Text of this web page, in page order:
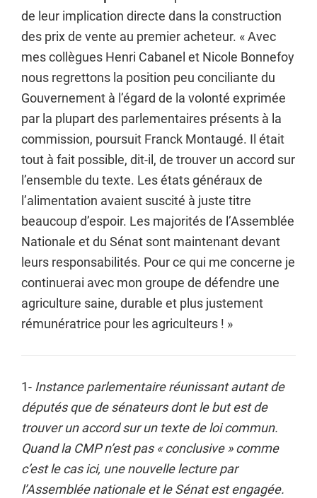
de leur implication directe dans la construction
des prix de vente au premier acheteur. « Avec
mes collègues Henri Cabanel et Nicole Bonnefoy
nous regrettons la position peu conciliante du
Gouvernement à l’égard de la volonté exprimée
par la plupart des parlementaires présents à la
commission, poursuit Franck Montaugé. Il était
tout à fait possible, dit-il, de trouver un accord sur
l’ensemble du texte. Les états généraux de
l’alimentation avaient suscité à juste titre
beaucoup d’espoir. Les majorités de l’Assemblée
Nationale et du Sénat sont maintenant devant
leurs responsabilités. Pour ce qui me concerne je
continuerai avec mon groupe de défendre une
agriculture saine, durable et plus justement
rémunératrice pour les agriculteurs ! »
1- Instance parlementaire réunissant autant de
députés que de sénateurs dont le but est de
trouver un accord sur un texte de loi commun.
Quand la CMP n’est pas « conclusive » comme
c’est le cas ici, une nouvelle lecture par
l’Assemblée nationale et le Sénat est engagée.